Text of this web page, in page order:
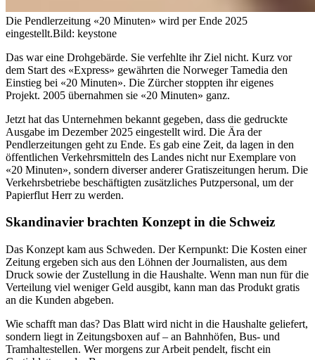
Die Pendlerzeitung «20 Minuten» wird per Ende 2025
eingestellt.Bild: keystone
Das war eine Drohgebärde. Sie verfehlte ihr Ziel nicht. Kurz vor
dem Start des «Express» gewährten die Norweger Tamedia den
Einstieg bei «20 Minuten». Die Zürcher stoppten ihr eigenes
Projekt. 2005 übernahmen sie «20 Minuten» ganz.
Jetzt hat das Unternehmen bekannt gegeben, dass die gedruckte
Ausgabe im Dezember 2025 eingestellt wird. Die Ära der
Pendlerzeitungen geht zu Ende. Es gab eine Zeit, da lagen in den
öffentlichen Verkehrsmitteln des Landes nicht nur Exemplare von
«20 Minuten», sondern diverser anderer Gratiszeitungen herum. Die
Verkehrsbetriebe beschäftigten zusätzliches Putzpersonal, um der
Papierflut Herr zu werden.
Skandinavier brachten Konzept in die Schweiz
Das Konzept kam aus Schweden. Der Kernpunkt: Die Kosten einer
Zeitung ergeben sich aus den Löhnen der Journalisten, aus dem
Druck sowie der Zustellung in die Haushalte. Wenn man nun für die
Verteilung viel weniger Geld ausgibt, kann man das Produkt gratis
an die Kunden abgeben.
Wie schafft man das? Das Blatt wird nicht in die Haushalte geliefert,
sondern liegt in Zeitungsboxen auf – an Bahnhöfen, Bus- und
Tramhaltestellen. Wer morgens zur Arbeit pendelt, fischt ein